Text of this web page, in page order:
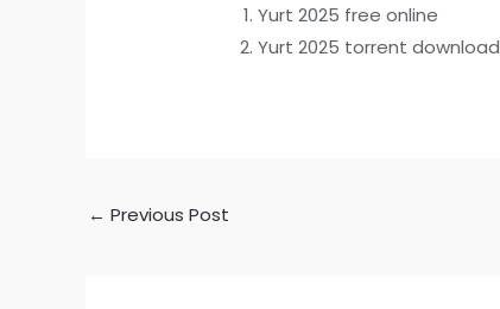
Yurt 2025 free online
Yurt 2025 torrent download
← Previous Post